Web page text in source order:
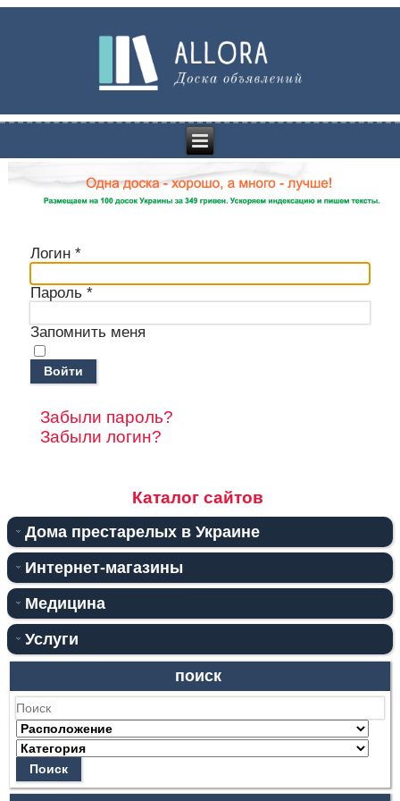
Логин *
Пароль *
Запомнить меня
Войти
Забыли пароль?
Забыли логин?
Каталог сайтов
Дома престарелых в Украине
Интернет-магазины
Медицина
Услуги
поиск
Поиск